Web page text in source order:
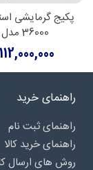
پکیج گرمایشی
36000 مدل P36
1,112,000,000
راهنمای خرید
راهنمای ثبت نام
راهنمای خرید کالا
روش های ارسال